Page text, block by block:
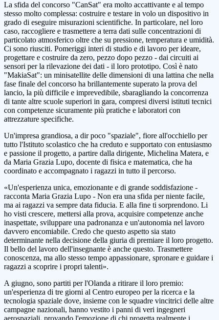
La sfida del concorso "CanSat" era molto accattivante e al tempo
stesso molto complessa: costruire e testare in volo un dispositivo in
grado di eseguire misurazioni scientifiche. In particolare, nel loro
caso, raccogliere e trasmettere a terra dati sulle concentrazioni di
particolato atmosferico oltre che su pressione, temperatura e umidità.
Ci sono riusciti. Pomeriggi interi di studio e di lavoro perideare,
progettare e costruire da zero, pezzo dopo pezzo - dai circuiti ai
sensori perla rilevazione dei dati - il loro prototipo. Così è nato
"MakiaSat": un minisatellite delle dimensioni di una lattina che nella
fase finale del concorso ha brillantemente superato la prova del
lancio, la più difficile e imprevedibile, sbaragliando la concorrenza
di tante altre scuole superiori in gara, compresi diversi istituti tecnici
con competenze sicuramente più pratiche e laboratori con
attrezzature specifiche.
Un'impresa grandiosa, a dirpoco "spaziale", fiore all'occhiello per
tutto l'Istituto scolastico che ha creduto e supportato con entusiasmo
e passione il progetto, a partire dalla dirigente, Michelina Matera, e
da Maria Grazia Lupo, docente di fisica e matematica, che ha
coordinato e accompagnato i ragazzi in tutto il percorso.
«Un'esperienza unica, emozionante e di grande soddisfazione -
racconta Maria Grazia Lupo - Non era una sfida perniente facile,
ma ai ragazzi va sempre data fiducia. E alla fine ti sorprendono. Li
ho visti crescere, mettersi alla prova, acquisire competenze anche
inaspettate, sviluppare una padronanza e un'autonomia nel lavoro
davvero encomiabile. Credo che questo aspetto sia stato
determinante nella decisione della giuria di premiare il loro progetto.
Il bello del lavoro dell'insegnante è anche questo. Trasmettere
conoscenza, ma allo stesso tempo appassionare, spronare e guidare i
ragazzi a scoprire i propri talenti».
A giugno, sono partiti perl'Olanda a ritirare il loro premio:
un'esperienza di tre giorni al Centro europeo perla ricerca e la
tecnologia spaziale dove, insieme con le squadre vincitrici delle altre
campagne nazionali, hanno vestito i panni di veri ingegneri
aerospaziali, provando l'emozione di chi progetta realmente i